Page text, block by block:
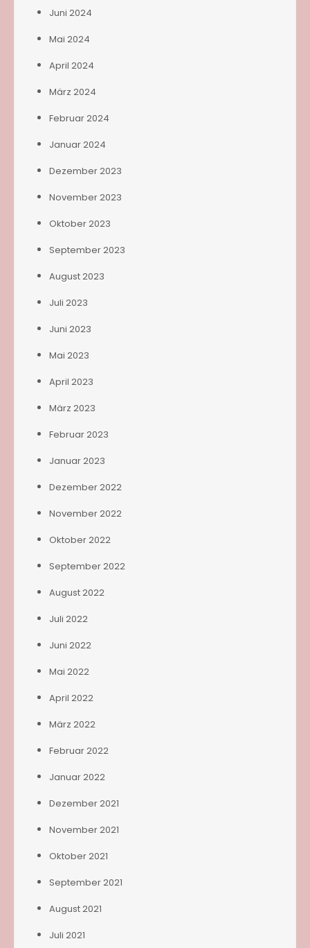
Juni 2024
Mai 2024
April 2024
März 2024
Februar 2024
Januar 2024
Dezember 2023
November 2023
Oktober 2023
September 2023
August 2023
Juli 2023
Juni 2023
Mai 2023
April 2023
März 2023
Februar 2023
Januar 2023
Dezember 2022
November 2022
Oktober 2022
September 2022
August 2022
Juli 2022
Juni 2022
Mai 2022
April 2022
März 2022
Februar 2022
Januar 2022
Dezember 2021
November 2021
Oktober 2021
September 2021
August 2021
Juli 2021